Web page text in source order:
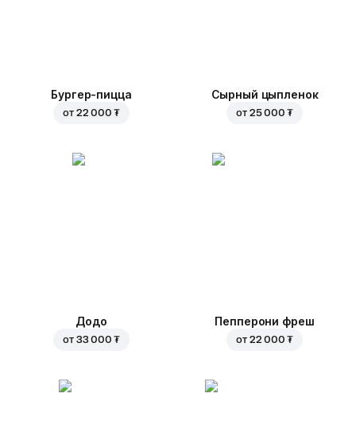
Бургер-пицца
от 22 000 ₮
Сырный цыпленок
от 25 000 ₮
Додо
от 33 000 ₮
Пепперони фреш
от 22 000 ₮